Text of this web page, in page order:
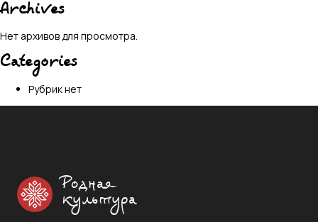
Archives
Нет архивов для просмотра.
Categories
Рубрик нет
Родная
культура